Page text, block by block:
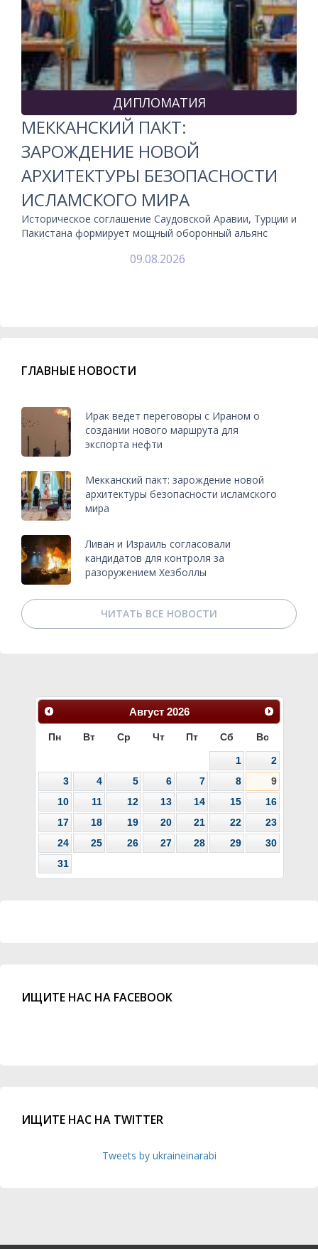
ДИПЛОМАТИЯ
МЕККАНСКИЙ ПАКТ:
ЗАРОЖДЕНИЕ НОВОЙ
АРХИТЕКТУРЫ БЕЗОПАСНОСТИ
ИСЛАМСКОГО МИРА
Историческое соглашение Саудовской Аравии, Турции и
Пакистана формирует мощный оборонный альянс
09.08.2026
ГЛАВНЫЕ НОВОСТИ
Ирак ведет переговоры с Ираном о
создании нового маршрута для
экспорта нефти
Мекканский пакт: зарождение новой
архитектуры безопасности исламского
мира
Ливан и Израиль согласовали
кандидатов для контроля за
разоружением Хезболлы
ЧИТАТЬ ВСЕ НОВОСТИ
Август 2026
Пн Вт Ср Чт Пт Сб Вс
1
2
3
4 5 6 7 8
9
10
11 12 13 14 15
16
17
18 19 20 21 22
23
24
25 26 27 28 29
30
31
ИЩИТЕ НАС НА FACEBOOK
ИЩИТЕ НАС НА TWITTER
Tweets by ukraineinarabi